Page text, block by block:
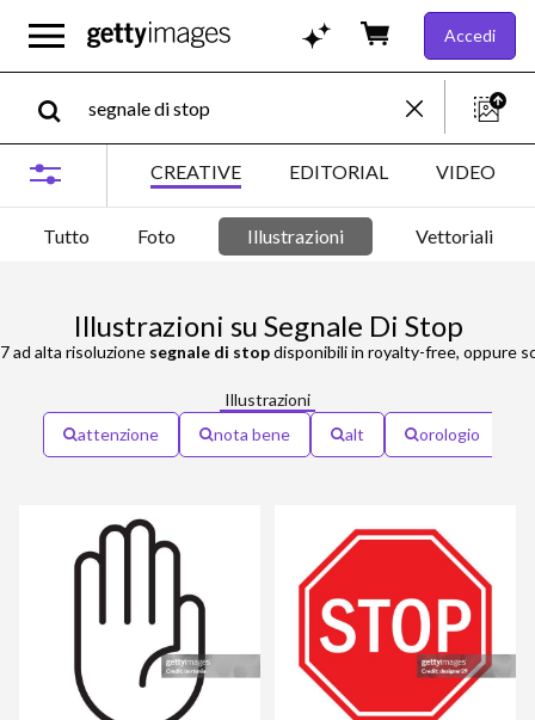
Accedi
CREATIVE EDITORIAL VIDEO
Tutto Foto Illustrazioni Vettoriali
Illustrazioni su Segnale Di Stop
ad alta risoluzione segnale di stopdisponibili in royalty-free, oppure
Illustrazioni
attenzione
nota bene alt orologio